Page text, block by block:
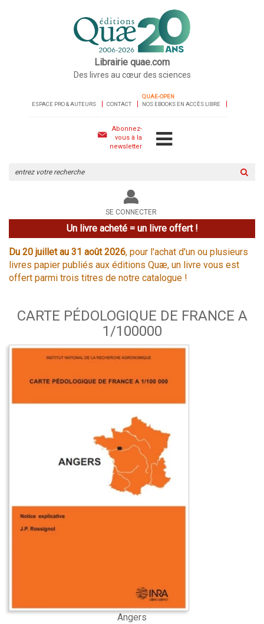
Librairie quae.com
Des livres au cœur des sciences
ESPACE PRO & AUTEURS CONTACT
QUAE-OPEN
NOS EBOOKS EN ACCÈS LIBRE
Abonnez-
vous à la
newsletter
le
site
SE CONNECTER
Un livre acheté = un livre offert !
Du 20 juillet au 31 août 2026, pour l'achat d'un ou plusieurs
livres papier publiés aux éditions Quæ, un livre vous est
offert parmi trois titres de notre catalogue !
CARTE PÉDOLOGIQUE DE FRANCE A
1/100000
Angers